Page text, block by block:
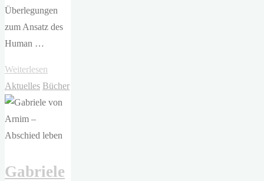
Überlegungen
zum Ansatz des
Human …
Weiterlesen
Todjeras,
Michael
–
lassen"
Aktuelles Bücher
Gabriele